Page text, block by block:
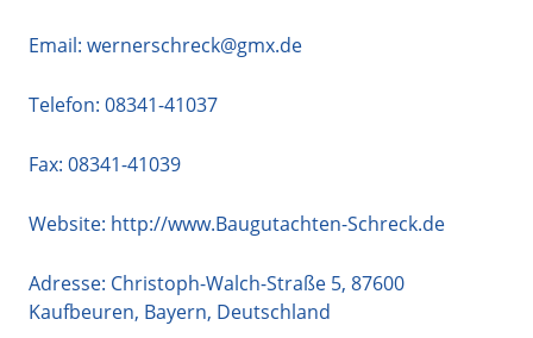
Email: wernerschreck@gmx.de
Telefon: 08341-41037
Fax: 08341-41039
Website: http://www.Baugutachten-Schreck.de
Adresse: Christoph-Walch-Straße 5, 87600
Kaufbeuren, Bayern, Deutschland